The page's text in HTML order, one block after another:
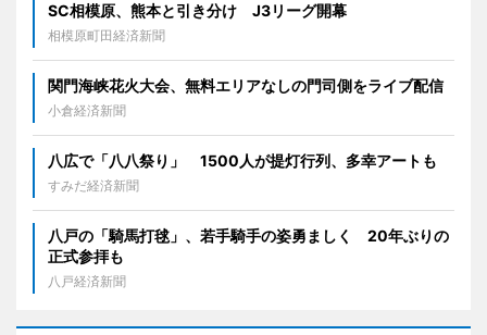
SC相模原、熊本と引き分け J3リーグ開幕
相模原町田経済新聞
関門海峡花火大会、無料エリアなしの門司側をライブ配信
小倉経済新聞
八広で「八八祭り」 1500人が提灯行列、多幸アートも
すみだ経済新聞
八戸の「騎馬打毬」、若手騎手の姿勇ましく 20年ぶりの
正式参拝も
八戸経済新聞